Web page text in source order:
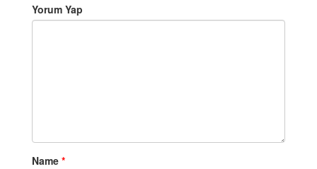
Yorum Yap
Name *